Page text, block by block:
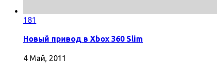
181
Новый привод в Xbox 360 Slim
4 Май, 2011